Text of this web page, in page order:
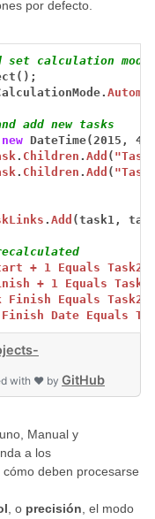
por defecto.
calculation mode
add new tasks
new DateTime(2015,
4,
. Children .Add (
. Children .Add (
.Add (task1,
+ 1 Equals
+ 1 Equals
Finish Equals
Date Equals
with ❤ by GitHub
Manual y
a los
deben procesarse
, o precisión, el modo